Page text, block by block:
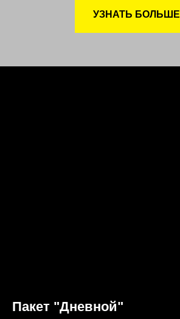
УЗНАТЬ БОЛЬШЕ
Пакет "Дневной"